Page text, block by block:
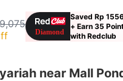
Saved Rp
+ Earn 35
with Redclub
near Mall